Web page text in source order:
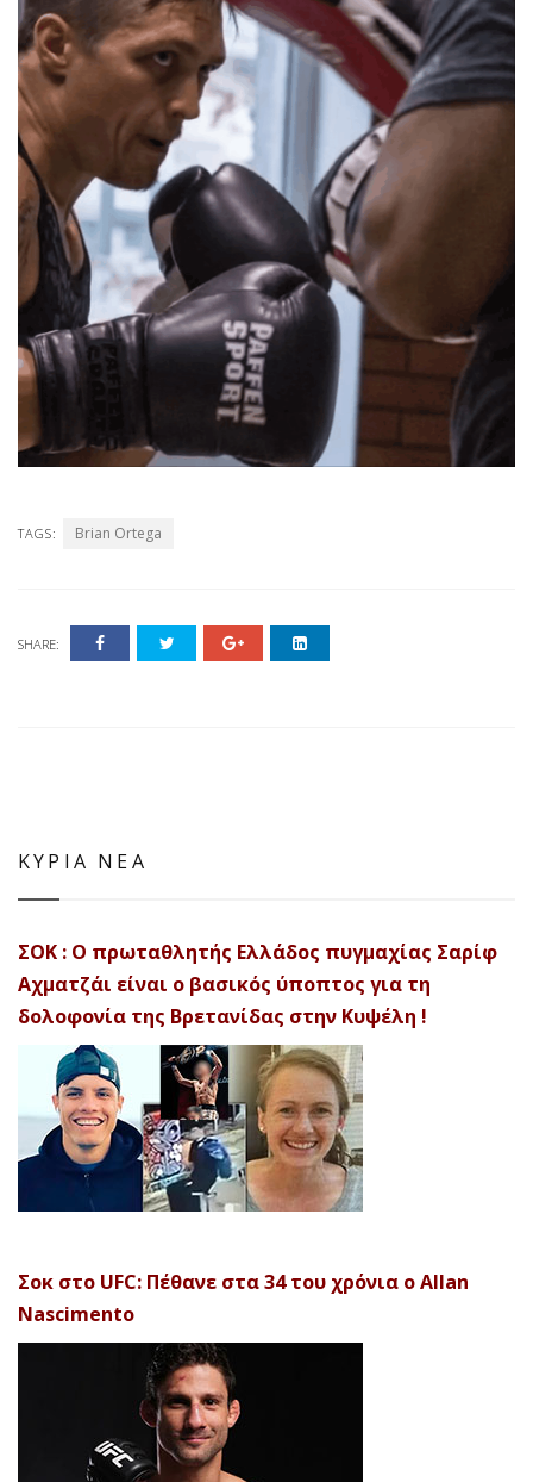
TAGS: Brian Ortega
SHARE:
ΚΥΡΙΑ ΝΕΑ
ΣΟΚ : Ο πρωταθλητής Ελλάδος πυγμαχίας Σαρίφ
Αχματζάι είναι ο βασικός ύποπτος για τη
δολοφονία της Βρετανίδας στην Κυψέλη !
Σοκ στο UFC: Πέθανε στα 34 του χρόνια ο Allan
Nascimento